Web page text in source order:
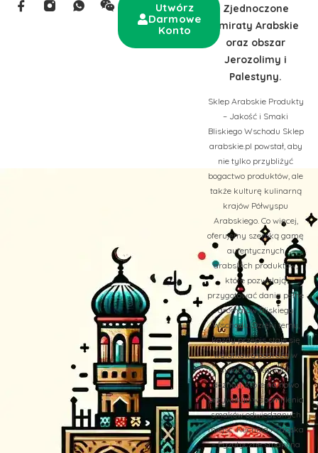
Zjednoczone
Emiraty Arabskie
oraz obszar
Jerozolimy i
Palestyny.
Sklep Arabskie Produkty
– Jakość i Smaki
Bliskiego Wschodu Sklep
arabskie.pl powstał, aby
nie tylko przybliżyć
bogactwo produktów, ale
także kulturę kulinarną
krajów Półwyspu
Arabskiego. Co więcej,
oferujemy szeroką gamę
autentycznych
arabskich produktów,
które pozwalają
przygotować dania pełne
aromatów Bliskiego
Wschodu. Dzięki temu,
każdy przepis staje się
wyjątkową podróżą w
świat orientalnych
doznań, które na nowo
przywołują wspomnienia
smaków odwiedzanych
miejsc. Kuchnia Arabska
– Egzotyczne smaki na
Utwórz
Darmowe
Konto